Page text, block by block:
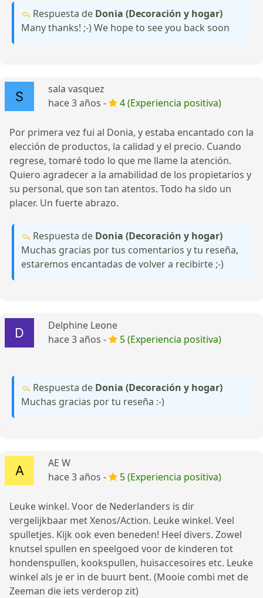
Respuesta de Donia (Decoración y hogar)
Many thanks! ;-) We hope to see you back soon
sala vasquez
hace 3 años -
4 (Experiencia positiva)
Por primera vez fui al Donia, y estaba encantado con la
elección de productos, la calidad y el precio. Cuando
regrese, tomaré todo lo que me llame la atención.
Quiero agradecer a la amabilidad de los propietarios y
su personal, que son tan atentos. Todo ha sido un
placer. Un fuerte abrazo.
Respuesta de Donia (Decoración y hogar)
Muchas gracias por tus comentarios y tu reseña,
estaremos encantadas de volver a recibirte ;-)
Delphine Leone
hace 3 años -
5 (Experiencia positiva)
Respuesta de Donia (Decoración y hogar)
Muchas gracias por tu reseña :-)
AE W
hace 3 años -
5 (Experiencia positiva)
Leuke winkel. Voor de Nederlanders is dir
vergelijkbaar met Xenos/Action. Leuke winkel. Veel
spulletjes. Kijk ook even beneden! Heel divers. Zowel
knutsel spullen en speelgoed voor de kinderen tot
hondenspullen, kookspullen, huisaccesoires etc. Leuke
winkel als je er in de buurt bent. (Mooie combi met de
Zeeman die iets verderop zit)